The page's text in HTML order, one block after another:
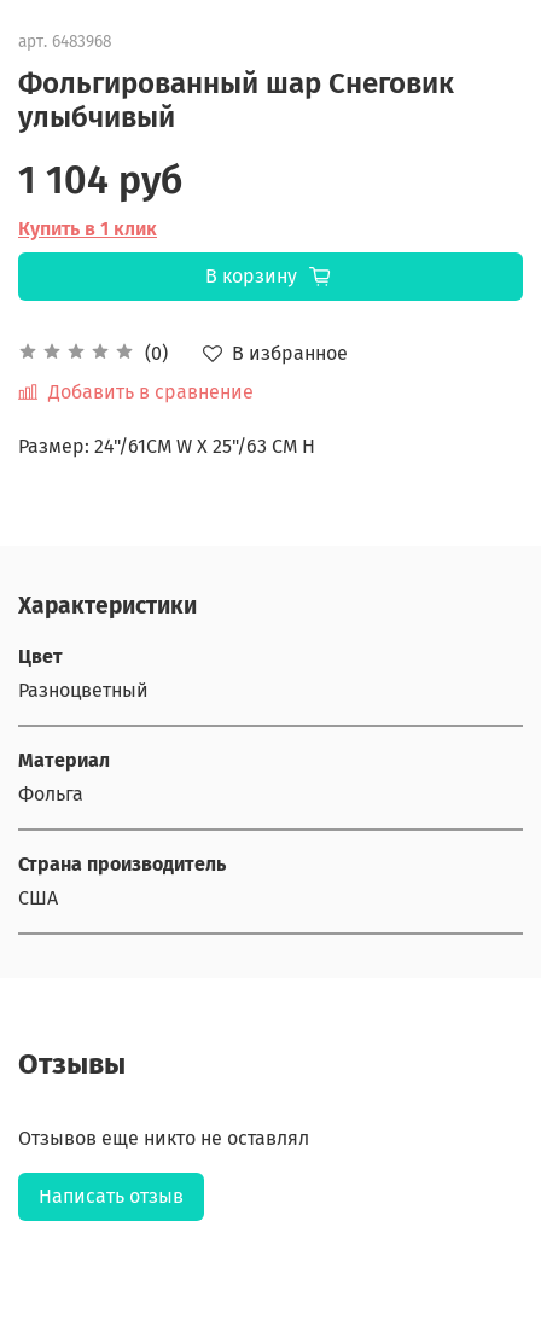
арт. 6483968
Фольгированный шар Снеговик
улыбчивый
(0)
В избранное
Добавить в сравнение
1 104 руб
Купить в 1 клик
В корзину
Размер: 24"/61CM W X 25"/63 CM H
Характеристики
Цвет
Разноцветный
Материал
Фольга
Страна производитель
США
Отзывы
Отзывов еще никто не оставлял
Написать отзыв